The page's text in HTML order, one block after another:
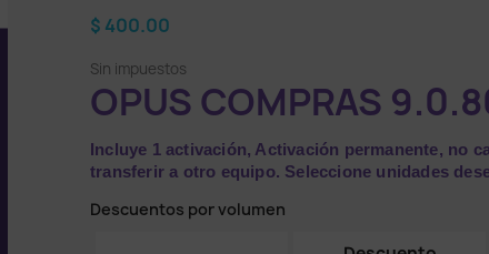
$ 400.00
Sin impuestos
OPUS COMPRAS
Incluye 1 activación, Activación permanente, no
transferir a otro equipo. Seleccione unidades
Descuentos por volumen